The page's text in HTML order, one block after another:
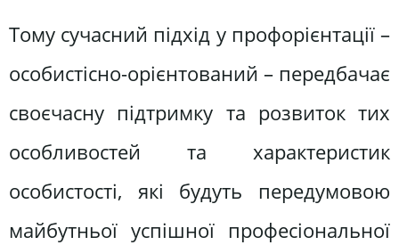
Тому сучасний підхід у профорієнтації –
особистісно-орієнтований – передбачає
своєчасну підтримку та розвиток тих
особливостей та характеристик
особистості, які будуть передумовою
майбутньої успішної професіональної